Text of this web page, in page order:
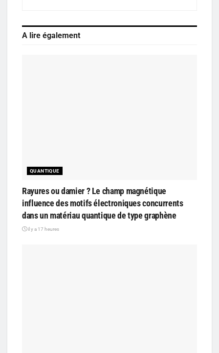
A lire également
QUANTIQUE
Rayures ou damier ? Le champ magnétique
influence des motifs électroniques concurrents
dans un matériau quantique de type graphène
il y a 17 heures